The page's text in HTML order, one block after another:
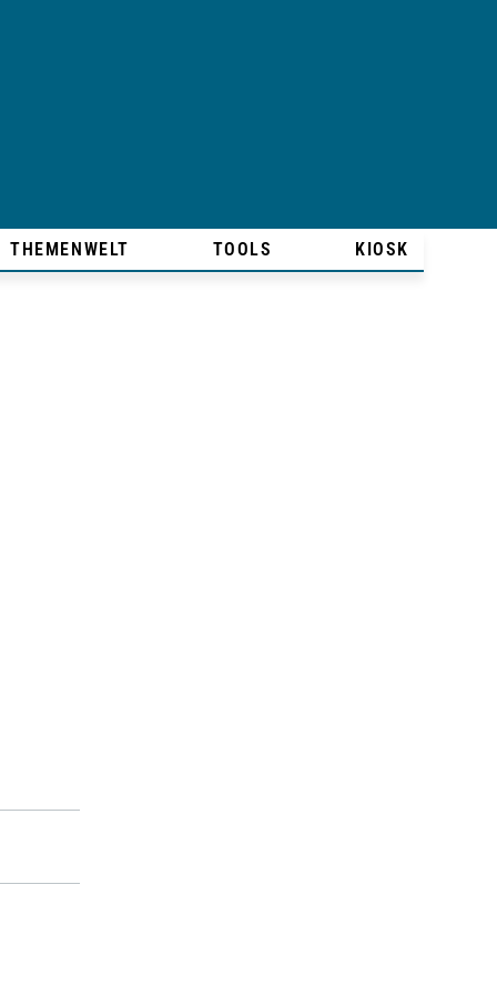
THEMENWELT TOOLS KIOSK